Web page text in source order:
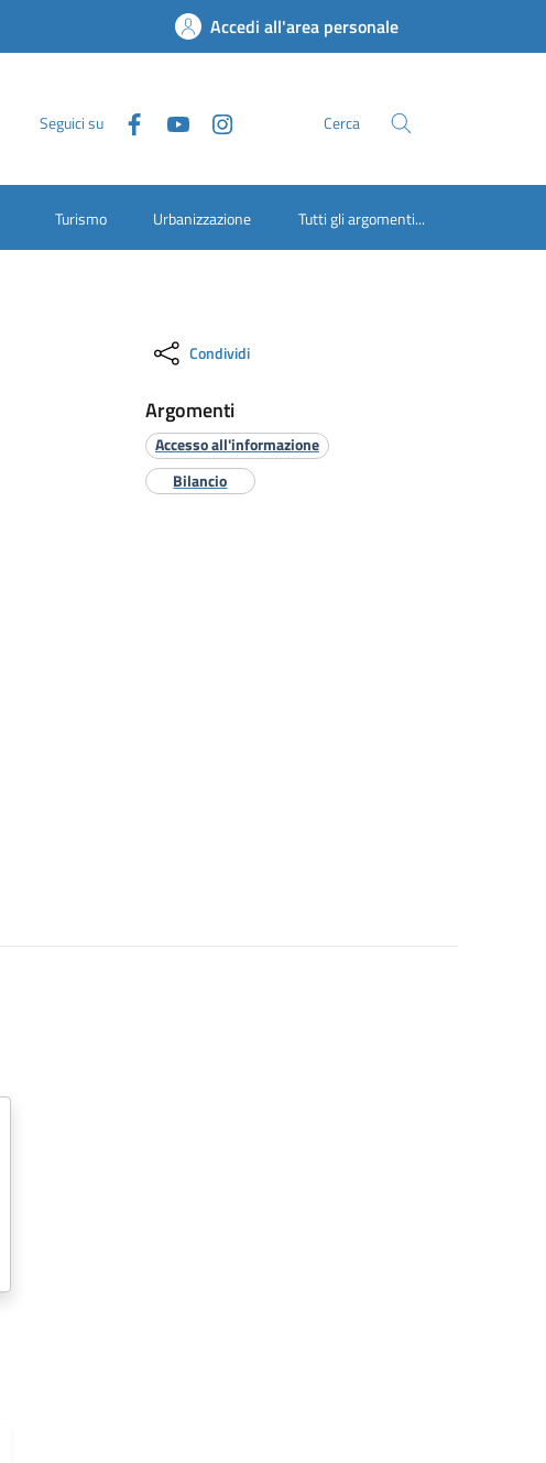
Accedi all'area personale
Seguici su Cerca
Turismo Urbanizzazione Tutti gli argomenti...
Condividi
Argomenti
Accesso all'informazione
Bilancio